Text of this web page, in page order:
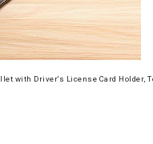
with Driver's License Card Holder,